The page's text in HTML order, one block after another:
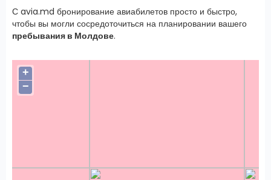
С avia.md бронирование авиабилетов просто и быстро,
чтобы вы могли сосредоточиться на планировании вашего
пребывания в Молдове.
+
−